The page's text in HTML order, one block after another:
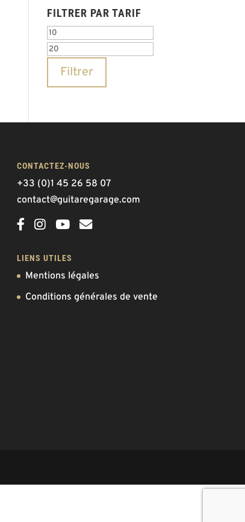
FILTRER PAR TARIF
Prix
min
Filtrer
CONTACTEZ-NOUS
+33 (0)1 45 26 58 07
contact@guitaregarage.com
LIENS UTILES
Mentions légales
Conditions générales de vente